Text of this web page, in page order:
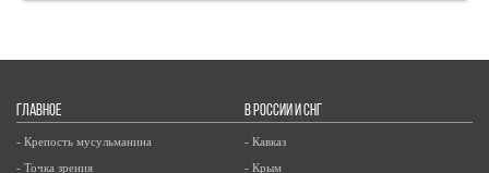
ГЛАВНОЕ
- Крепость мусульманина
- Точка зрения
В РОССИИ И СНГ
- Кавказ
- Крым